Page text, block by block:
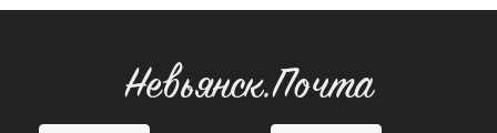
Невьянск.Почта